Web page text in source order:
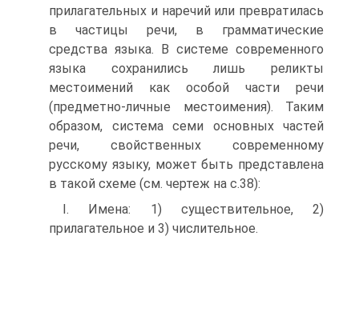
прилагательных и наречий или превратилась
в частицы речи, в грамматические
средства языка. В системе современного
языка сохранились лишь реликты
местоимений как особой части речи
(предметно-личные местоимения). Таким
образом, система семи основных частей
речи, свойственных современному
русскому языку, может быть представлена
в такой схеме (см. чертеж на с.38):
I. Имена: 1) существительное, 2)
прилагательное и 3) числительное.